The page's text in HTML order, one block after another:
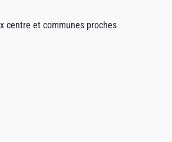
centre et communes proches